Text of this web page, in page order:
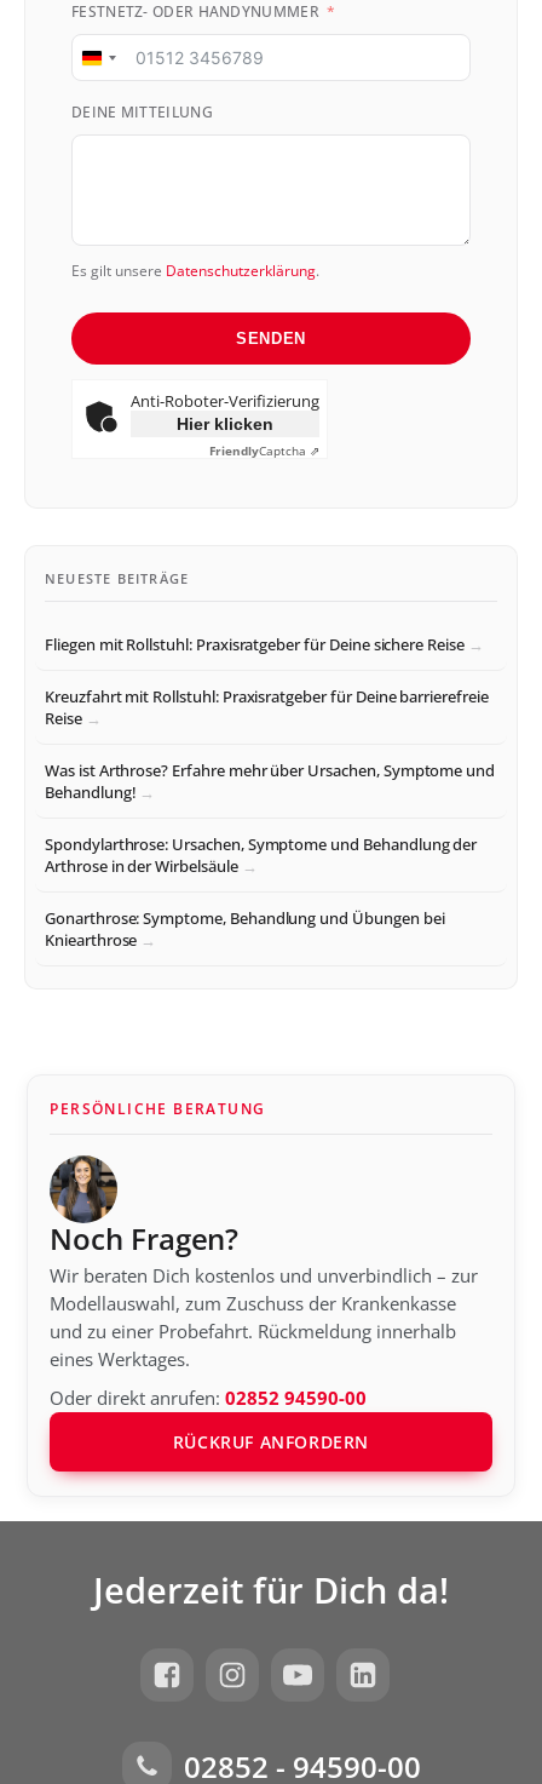
FESTNETZ- ODER HANDYNUMMER
Germany
DEINE MITTEILUNG
Es gilt unsere Datenschutzerklärung.
SENDEN
Anti-Roboter-Verifizierung
Hier klicken
FriendlyCaptcha ⇗
NEUESTE BEITRÄGE
Fliegen mit Rollstuhl: Praxisratgeber für Deine sichere Reise
Kreuzfahrt mit Rollstuhl: Praxisratgeber für Deine barrierefreie
Reise
Was ist Arthrose? Erfahre mehr über Ursachen, Symptome und
Behandlung!
Spondylarthrose: Ursachen, Symptome und Behandlung der
Arthrose in der Wirbelsäule
Gonarthrose: Symptome, Behandlung und Übungen bei
Kniearthrose
PERSÖNLICHE BERATUNG
Noch Fragen?
Wir beraten Dich kostenlos und unverbindlich – zur
Modellauswahl, zum Zuschuss der Krankenkasse
und zu einer Probefahrt. Rückmeldung innerhalb
eines Werktages.
Oder direkt anrufen:02852 94590-00
RÜCKRUF ANFORDERN
Jederzeit für Dich da!
02852 - 94590-00